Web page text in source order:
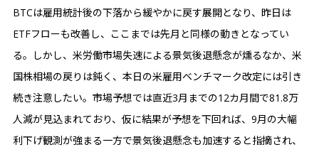
BTCは雇用統計後の下落から緩やかに戻す展開となり、昨日は
ETFフローも改善し、ここまでは先月と同様の動きとなってい
る。しかし、米労働市場失速による景気後退懸念が燻るなか、米
国株相場の戻りは鈍く、本日の米雇用ベンチマーク改定には引き
続き注意したい。市場予想では直近3月までの12カ月間で81.8万
人減が見込まれており、仮に結果が予想を下回れば、9月の大幅
利下げ観測が強まる一方で景気後退懸念も加速すると指摘され、